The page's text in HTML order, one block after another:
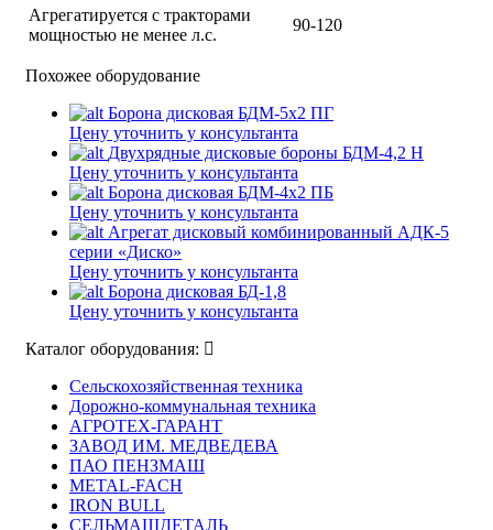
Агрегатируется с тракторами
мощностью не менее л.с.
90-120
Похожее оборудование
Борона дисковая БДМ-5х2 ПГ
Цену уточнить у консультанта
Двухрядные дисковые бороны БДМ-4,2 Н
Цену уточнить у консультанта
Борона дисковая БДМ-4х2 ПБ
Цену уточнить у консультанта
Агрегат дисковый комбинированный АДК-5
серии «Диско»
Цену уточнить у консультанта
Борона дисковая БД-1,8
Цену уточнить у консультанта
Каталог оборудования:
Сельскохозяйственная техника
Дорожно-коммунальная техника
АГРОТЕХ-ГАРАНТ
ЗАВОД ИМ. МЕДВЕДЕВА
ПАО ПЕНЗМАШ
METAL-FACH
IRON BULL
СЕЛЬМАШДЕТАЛЬ